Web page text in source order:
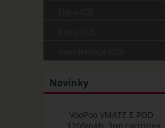
Novinky
VooPoo VMATE E POD -